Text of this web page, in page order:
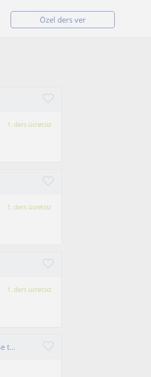
Özel ders ver
1. ders ücretsiz
1. ders ücretsiz
1. ders ücretsiz
Merhaba, %100 İngilizce Mimarlık mezunuyum. 1-4. sınıf öğrencilerine tüm derslerde konu anlatımı,ödev desteği veriyorum.